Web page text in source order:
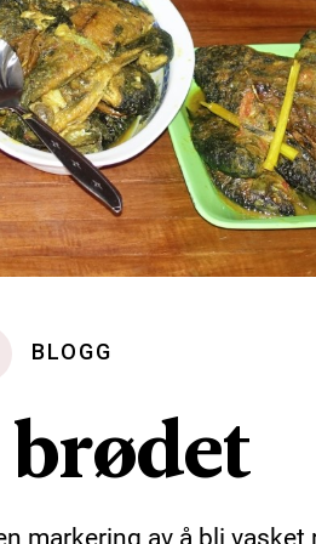
BLOGG
brødet
markering av å bli vasket